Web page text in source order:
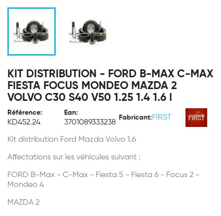
KIT DISTRIBUTION - FORD B-MAX C-MAX
FIESTA FOCUS MONDEO MAZDA 2
VOLVO C30 S40 V50 1.25 1.4 1.6 I
Référence:
KD452.24
Ean:
3701089333238
Fabricant: FIRST
Kit distribution Ford Mazda Volvo 1.6
Affectations sur les véhicules suivant :
FORD B-Max - C-Max - Fiesta 5 - Fiesta 6 - Focus 2 -
Mondeo 4
MAZDA 2